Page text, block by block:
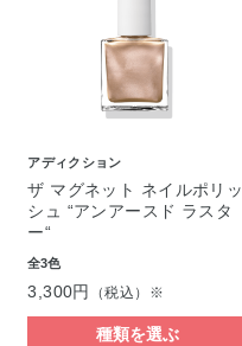
アディクション
ザ マグネット ネイルポリッ
シュ “アンアースド ラスタ
ー“
全3色
3,300円 （税込）※
種類を選ぶ